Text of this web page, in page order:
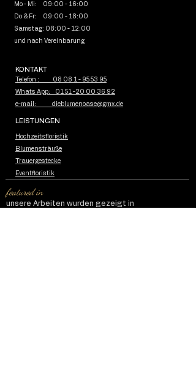
Mo - Mi: 09:00 - 16:00
Do & Fr: 09:00 - 18:00
Samstag: 08:00 - 12:00
und nach Vereinbarung
KONTAKT
Telefon : 08 08 1 - 95 53 95
Whats App: 01 51 -20 00 36 92
e-mail: dieblumenoase@gmx.de
LEISTUNGEN
Hochzeitsfloristik
Blumensträuße
Trauergestecke
Eventfloristik
featured in
unsere Arbeiten wurden gezeigt in